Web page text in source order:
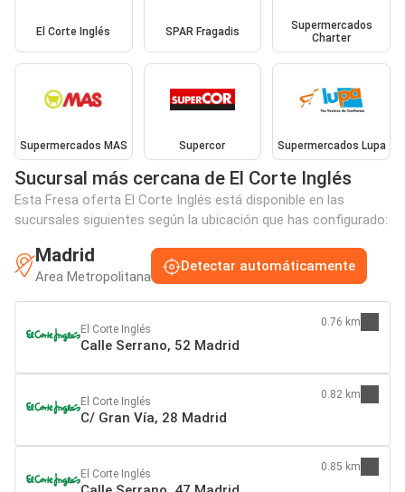
El Corte Inglés SPAR Fragadis
Supermercados
Charter
Supermercados MAS Supercor Supermercados Lupa
Sucursal más cercana de El Corte Inglés
Esta Fresa oferta El Corte Inglés está disponible en las
sucursales siguientes según la ubicación que has configurado:
Madrid
Area Metropolitana
Detectar automáticamente
El Corte Inglés
Calle Serrano, 52 Madrid
0.76 km
El Corte Inglés
C/ Gran Vía, 28 Madrid
0.82 km
El Corte Inglés
0.85 km